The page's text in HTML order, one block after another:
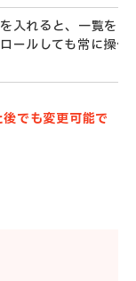
入れると、一覧を
ールしても常に操
でも変更可能で